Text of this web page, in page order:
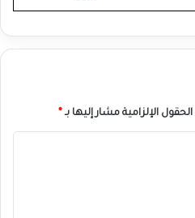
الحقول الإلزامية مشار إليها بـ *